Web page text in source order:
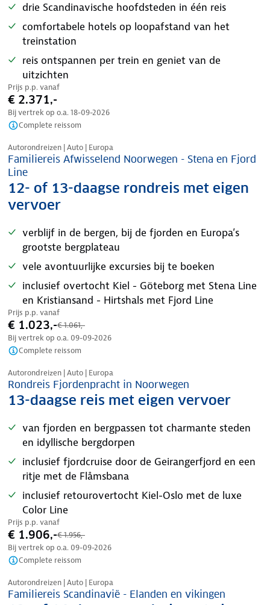
drie Scandinavische hoofdsteden in één reis
comfortabele hotels op loopafstand van het
treinstation
reis ontspannen per trein en geniet van de
uitzichten
Prijs p.p. vanaf
€ 2.371,-
Bij vertrek op o.a. 18-09-2026
Complete reissom
Nazomer korting
Autorondreizen | Auto | Europa
Familiereis Afwisselend Noorwegen - Stena en Fjord
Line
12- of 13-daagse rondreis met eigen
vervoer
verblijf in de bergen, bij de fjorden en Europa’s
grootste bergplateau
vele avontuurlijke excursies bij te boeken
inclusief overtocht Kiel - Göteborg met Stena Line
en Kristiansand - Hirtshals met Fjord Line
Prijs p.p. vanaf
€ 1.023,-€ 1.061,-
Bij vertrek op o.a. 09-09-2026
Complete reissom
Nazomer korting
Autorondreizen | Auto | Europa
Rondreis Fjordenpracht in Noorwegen
13-daagse reis met eigen vervoer
van fjorden en bergpassen tot charmante steden
en idyllische bergdorpen
inclusief fjordcruise door de Geirangerfjord en een
ritje met de Flåmsbana
inclusief retourovertocht Kiel-Oslo met de luxe
Color Line
Prijs p.p. vanaf
€ 1.906,-€ 1.956,-
Bij vertrek op o.a. 09-09-2026
Complete reissom
Nazomer korting
Autorondreizen | Auto | Europa
Familiereis Scandinavië - Elanden en vikingen